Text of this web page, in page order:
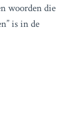
woorden die
is in de